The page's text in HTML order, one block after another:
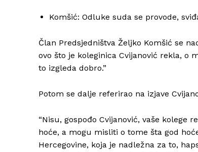
Komšić: Odluke suda se provode,
Član Predsjedništva Željko Komšić se
ovo što je koleginica Cvijanović rekla, o
to izgleda dobro.”
Potom se dalje referirao na izjave
“Nisu, gospođo Cvijanović, vaše kolege
hoće, a mogu misliti o tome šta god
Hercegovine, koja je nadležna za to,